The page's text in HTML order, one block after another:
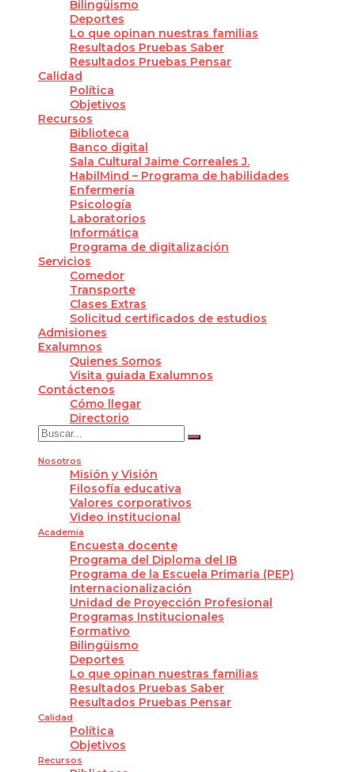
Bilingüismo
Deportes
Lo que opinan nuestras familias
Resultados Pruebas Saber
Resultados Pruebas Pensar
Calidad
Política
Objetivos
Recursos
Biblioteca
Banco digital
Sala Cultural Jaime Correales J.
HabilMind – Programa de habilidades
Enfermería
Psicología
Laboratorios
Informática
Programa de digitalización
Servicios
Comedor
Transporte
Clases Extras
Solicitud certificados de estudios
Admisiones
Exalumnos
Quienes Somos
Visita guiada Exalumnos
Contáctenos
Cómo llegar
Directorio
Nosotros
Misión y Visión
Filosofía educativa
Valores corporativos
Video institucional
Academia
Encuesta docente
Programa del Diploma del IB
Programa de la Escuela Primaria (PEP)
Internacionalización
Unidad de Proyección Profesional
Programas Institucionales
Formativo
Bilingüismo
Deportes
Lo que opinan nuestras familias
Resultados Pruebas Saber
Resultados Pruebas Pensar
Calidad
Política
Objetivos
Recursos